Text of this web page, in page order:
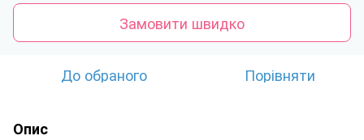
Замовити швидко
До обраного Порівняти
Опис